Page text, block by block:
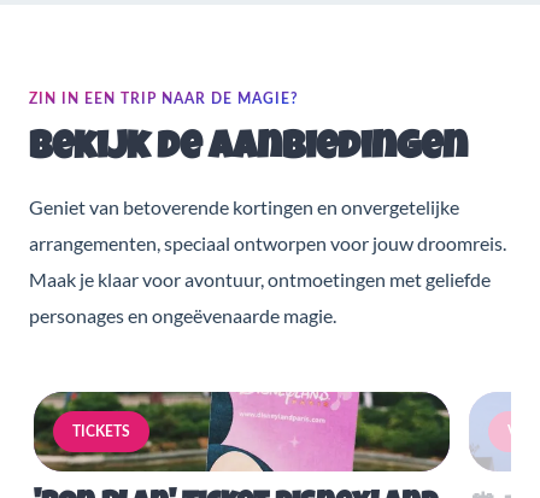
ZIN IN EEN TRIP NAAR DE MAGIE?
Bekijk de aanbiedingen
Geniet van betoverende kortingen en onvergetelijke
arrangementen, speciaal ontworpen voor jouw droomreis.
Maak je klaar voor avontuur, ontmoetingen met geliefde
personages en ongeëvenaarde magie.
TICKETS